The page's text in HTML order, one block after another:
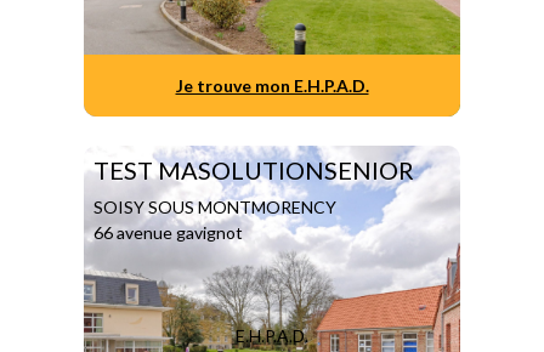
Je trouve mon E.H.P.A.D.
TEST MASOLUTIONSENIOR
SOISY SOUS MONTMORENCY
66 avenue gavignot
E.H.P.A.D.